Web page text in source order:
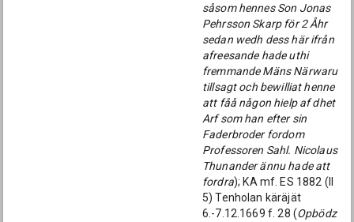
såsom hennes Son Jonas
Pehrsson Skarp för 2 Åhr
sedan wedh dess här ifrån
afreesande hade uthi
fremmande Mäns Närwaru
tillsagt och bewilliat henne
att fåå någon hielp af dhet
Arf som han efter sin
Faderbroder fordom
Professoren Sahl. Nicolaus
Thunander ännu hade att
fordra); KA mf. ES 1882 (ll
5) Tenholan käräjät
6.-7.12.1669 f. 28 (Opbödz